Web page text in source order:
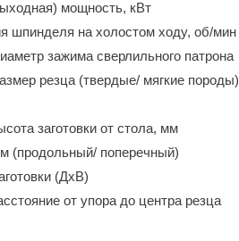
мощность, кВт
шпинделя на холостом ходу, об/мин
зажима сверлильного патрона
резца (твердые/ мягкие породы)
заготовки от стола, мм
(продольный/ поперечный)
(ДхВ)
от упора до центра резца